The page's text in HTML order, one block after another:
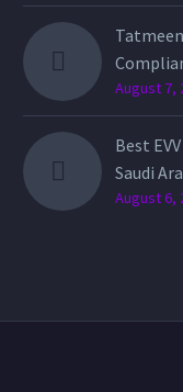
August 7,
Best
Saudi
August 6,